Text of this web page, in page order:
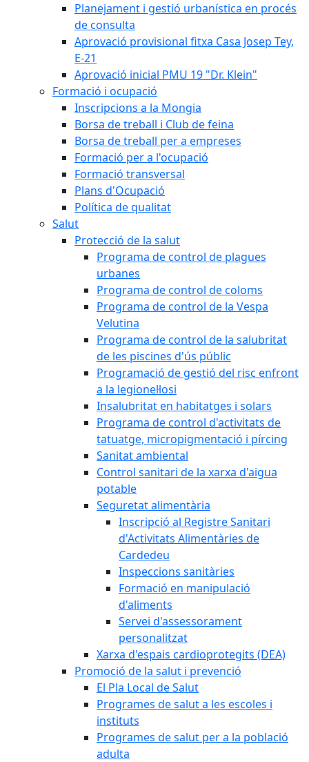
Planejament i gestió urbanística en procés
de consulta
Aprovació provisional fitxa Casa Josep Tey,
E-21
Aprovació inicial PMU 19 "Dr. Klein"
Formació i ocupació
Inscripcions a la Mongia
Borsa de treball i Club de feina
Borsa de treball per a empreses
Formació per a l'ocupació
Formació transversal
Plans d'Ocupació
Política de qualitat
Salut
Protecció de la salut
Programa de control de plagues
urbanes
Programa de control de coloms
Programa de control de la Vespa
Velutina
Programa de control de la salubritat
de les piscines d'ús públic
Programació de gestió del risc enfront
a la legionel·losi
Insalubritat en habitatges i solars
Programa de control d'activitats de
tatuatge, micropigmentació i pírcing
Sanitat ambiental
Control sanitari de la xarxa d'aigua
potable
Seguretat alimentària
Inscripció al Registre Sanitari
d'Activitats Alimentàries de
Cardedeu
Inspeccions sanitàries
Formació en manipulació
d'aliments
Servei d'assessorament
personalitzat
Xarxa d'espais cardioprotegits (DEA)
Promoció de la salut i prevenció
El Pla Local de Salut
Programes de salut a les escoles i
instituts
Programes de salut per a la població
adulta